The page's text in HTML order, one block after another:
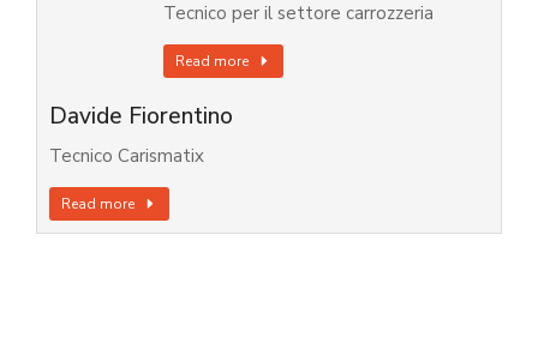
Tecnico per il settore carrozzeria
Read more
Davide Fiorentino
Tecnico Carismatix
Read more